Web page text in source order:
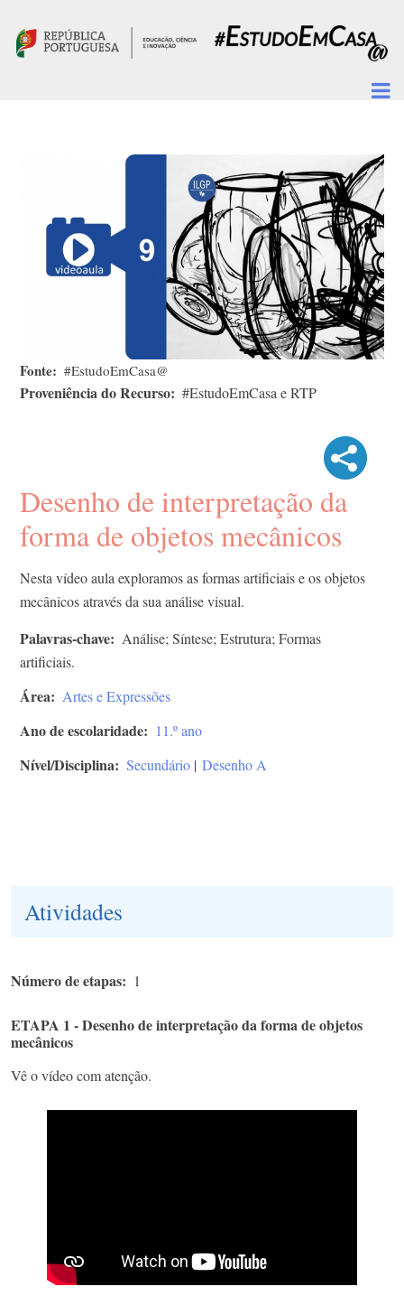
Fonte #EstudoEmCasa@
Proveniência do Recurso #EstudoEmCasa e RTP
Desenho de interpretação da
forma de objetos mecânicos
Nesta vídeo aula exploramos as formas artificiais e os objetos
mecânicos através da sua análise visual.
Palavras-chave
Análise; Síntese; Estrutura; Formas
artificiais.
Área Artes e Expressões
Ano de escolaridade 11.º ano
Nível/Disciplina Secundário | Desenho A
Atividades
Número de etapas 1
ETAPA 1 - Desenho de interpretação da forma de objetos
mecânicos
Vê o vídeo com atenção.